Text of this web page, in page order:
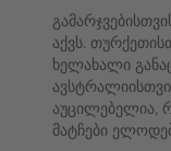
აქვს.
ხელახალი
აუცილებელია,
მატჩები